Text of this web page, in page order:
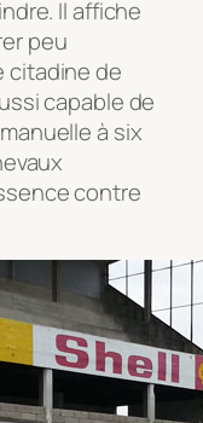
Il affiche
peu
citadine de
capable de
à six
contre